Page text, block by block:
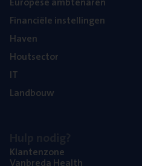
Finan­ci­ë­le instellingen
Haven
Hout­sec­tor
IT
Land­bouw
Klan­ten­zo­ne
Van­b­re­da Health